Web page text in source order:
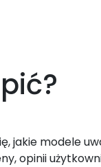
jakie modele
opinii